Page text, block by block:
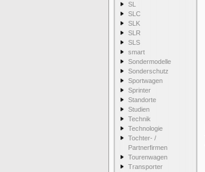
SL
SLC
SLK
SLR
SLS
smart
Sondermodelle
Sonderschutz
Sportwagen
Sprinter
Standorte
Studien
Technik
Technologie
Tochter- /
Partnerfirmen
Tourenwagen
Transporter